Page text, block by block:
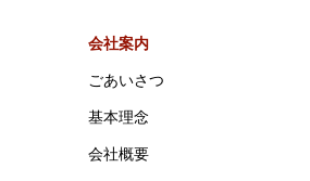
会社案内
ごあいさつ
基本理念
会社概要